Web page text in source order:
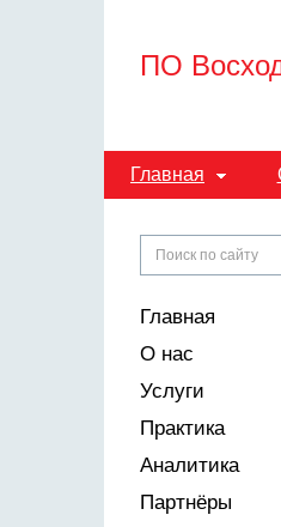
ПО
Главная
Главная
О нас
Услуги
Практика
Аналитика
Партнёры